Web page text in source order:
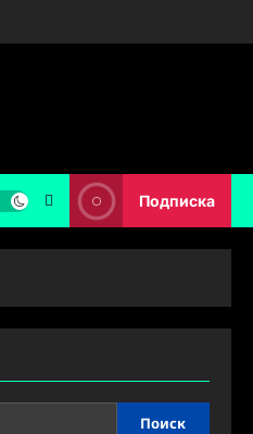
Подписка
Поиск